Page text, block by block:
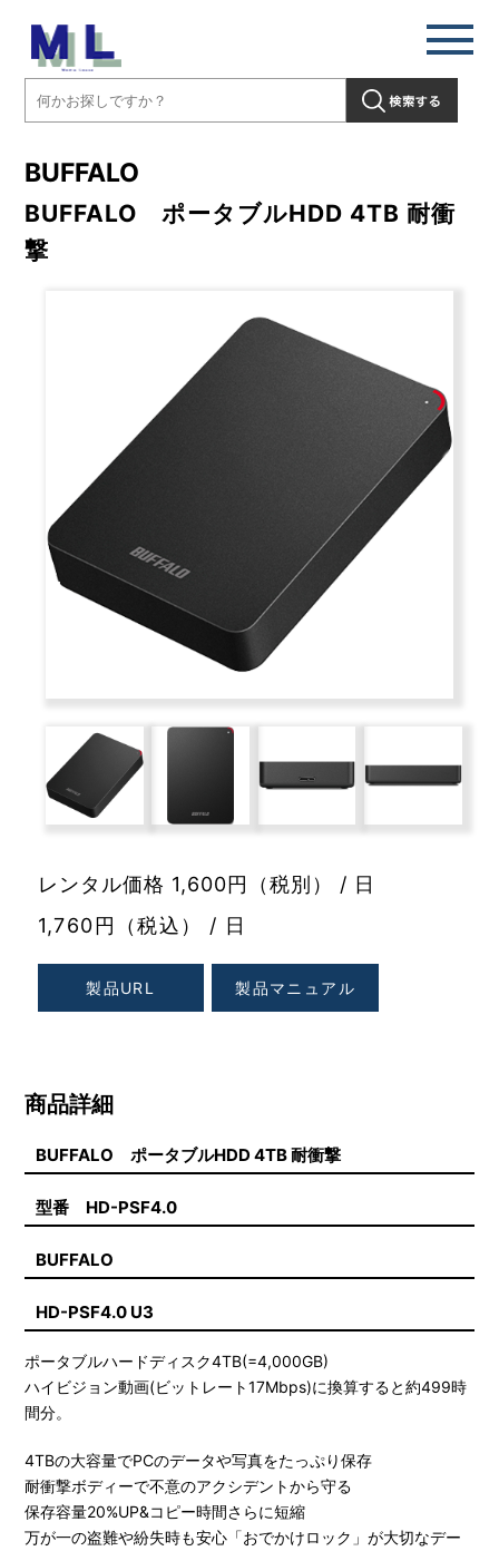
BUFFALO
BUFFALO ポータブルHDD 4TB 耐衝
撃
レンタル価格 1,600円（税別） / 日
1,760円（税込） / 日
製品URL 製品マニュアル
商品詳細
BUFFALO ポータブルHDD 4TB 耐衝撃
型番 HD-PSF4.0
BUFFALO
HD-PSF4.0 U3
ポータブルハードディスク4TB(=4,000GB)
ハイビジョン動画(ビットレート17Mbps)に換算すると約499時
間分。
4TBの大容量でPCのデータや写真をたっぷり保存
耐衝撃ボディーで不意のアクシデントから守る
保存容量20%UP&コピー時間さらに短縮
万が一の盗難や紛失時も安心「おでかけロック」が大切なデー